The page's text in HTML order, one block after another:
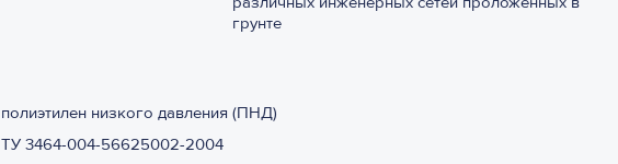
грунте
полиэтилен низкого давления (ПНД)
ТУ 3464-004-56625002-2004